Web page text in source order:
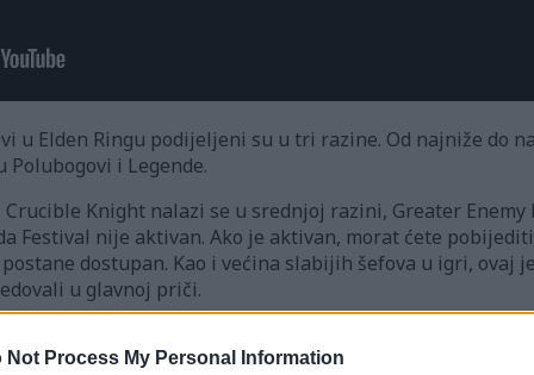
Not Process My Personal Information
u Elden Ringu podijeljeni su u tri razine. Od najniže do
i Legende.
Knight nalazi se u srednjoj razini, Greater Enemy
Festival nije aktivan. Ako je aktivan, morat ćete
dostupan. Kao i većina slabijih šefova u igri, ovaj
u glavnoj priči.
Ratnici, nekako je zabavno boriti se s njima i da je
Engvalla u ovoj bitci.